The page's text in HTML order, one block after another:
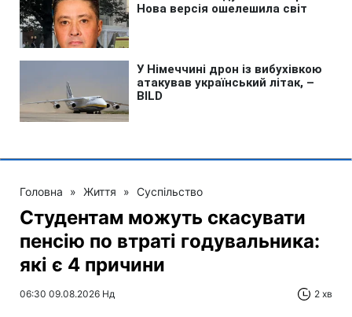
Головна » Життя » Суспільство
Студентам можуть скасувати
пенсію по втраті годувальника:
які є 4 причини
06:30 09.08.2026 Нд 2 хв